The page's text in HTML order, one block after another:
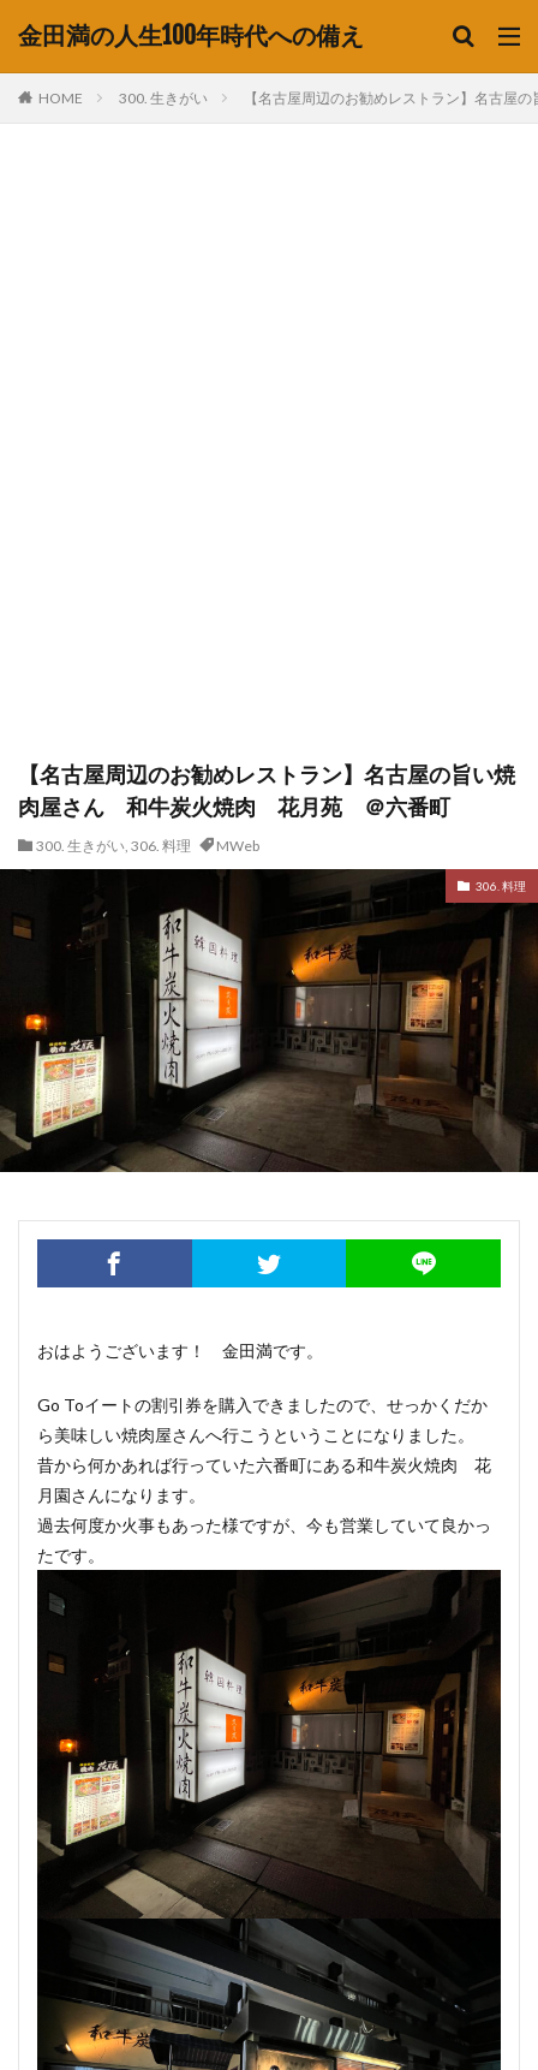
金田満の人生100年時代への備え
HOME 300. 生きがい 【名古屋周辺のお勧めレストラン】名古
【名古屋周辺のお勧めレストラン】名古屋の旨い焼
肉屋さん 和牛炭火焼肉 花月苑 ＠六番町
300. 生きがい, 306. 料理 MWeb
306. 料理
おはようございます！ 金田満です。
Go Toイートの割引券を購入できましたので、せっかくだか
ら美味しい焼肉屋さんへ行こうということになりました。
昔から何かあれば行っていた六番町にある和牛炭火焼肉 花
月園さんになります。
過去何度か火事もあった様ですが、今も営業していて良かっ
たです。